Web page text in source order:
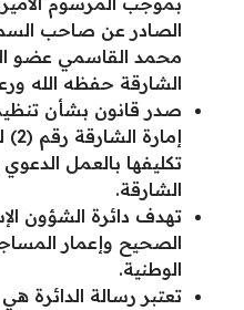
الصادر عن صاحب
محمد القاسمي عضو
الشارقة حفظه الله
صدر قانون بشأن
تكليفها بالعمل
الشارقة.
تهدف دائرة الشؤون
الصحيح وإعمار
الوطنية.
تعتبر رسالة الدائرة